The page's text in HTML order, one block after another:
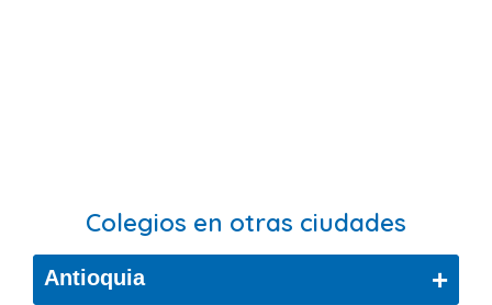
Colegios en otras ciudades
Antioquia +